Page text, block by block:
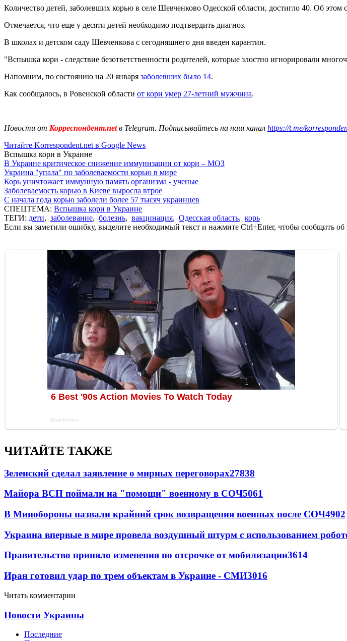
Количество детей, заболевших корью в селе Шевченково Одесской области, достигло 40. Об
Отмечается, что еще у десяти детей необходимо подтвердить диагноз.
В школах и детском саду Шевченкова с сегодняшнего дня введен карантин.
"Вспышка кори - следствие безответственности родителей, которые злостно игнорировали
Напомним, по состоянию на 20 января заболевших было 14.
Как сообщалось, в Ровенской области от кори умер 27-летний мужчина.
Новости от Корреспондент.netв Telegram. Подписывайтесь на наш канал https://t.me/
Читайте Korrespondent.net в Google News
Вспышка кори в Украине
В Украине критическое снижение иммунизации от кори – МОЗ
Украина "упала" по заболеваемости корью в мире
Корь уничтожает иммунную память организма - ученые
Заболеваемость корью в Киеве выросла втрое
С начала года корью заболели более 57 тысяч украинцев
СПЕЦТЕМА: Вспышка кори в Украине
ТЕГИ: дети, заболевание, болезнь, вакцинация, Одесская область, корь
Если вы заметили ошибку, выделите необходимый текст и нажмите Ctrl+Enter, чтобы сообщить об
ЧИТАЙТЕ ТАКЖЕ
Зеленский сделал заявление о мирных переговорах27838
Майора ВСП поймали на "помощи" военному в СОЧ5061
В Минобороны назвали крайний срок возвращения военных после СОЧ4902
Украина впервые в мире провела воздушный штурм с использованием
Правительство приняло изменения по отсрочке от мобилизации3614
Иран готовил удар по трем объектам в Украине - СМИ3016
Читать комментарии
Новости Украины
Последние